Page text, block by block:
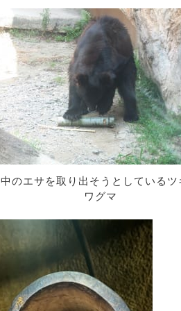
中のエサを取り出そうとしているツ
ワグマ